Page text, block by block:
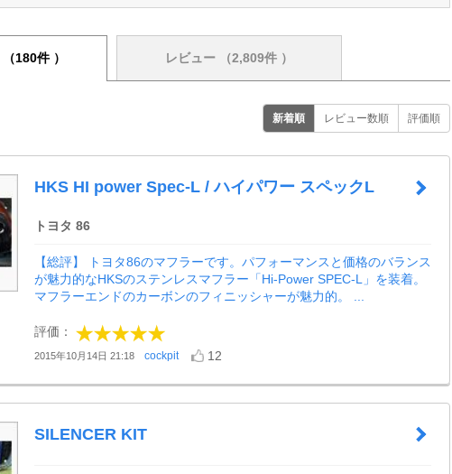
（180件 ） レビュー （2,809件 ）
新着順 レビュー数順 評価順
HKS HI power Spec-L / ハイパワー スペックL
トヨタ 86
【総評】 トヨタ86のマフラーです。パフォーマンスと価格のバランス
が魅力的なHKSのステンレスマフラー「Hi-Power SPEC-L」を装着。
マフラーエンドのカーボンのフィニッシャーが魅力的。 ...
評価：
2015年10月14日 21:18 cockpit 12
SILENCER KIT